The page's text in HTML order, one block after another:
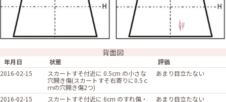
背面図
年月日 状態
評価
2016-02-15
スカートすそ付近に 0.5cm の小さな
穴開き傷(スカートすそ右寄りに0.5ｃ
ｍの穴開き傷2つ)
あまり目立たない
2016-02-15
スカートすそ付近に 6cm のすれ傷・
あまり目立たない